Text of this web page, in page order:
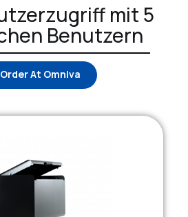
mit 5
Benutzern
Order At Omniva